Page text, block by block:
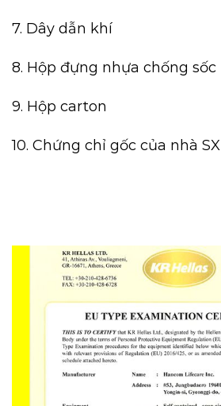
7. Dây dẫn khí
8. Hộp đựng nhựa chống sốc
9. Hộp carton
10. Chứng chỉ gốc của nhà SX